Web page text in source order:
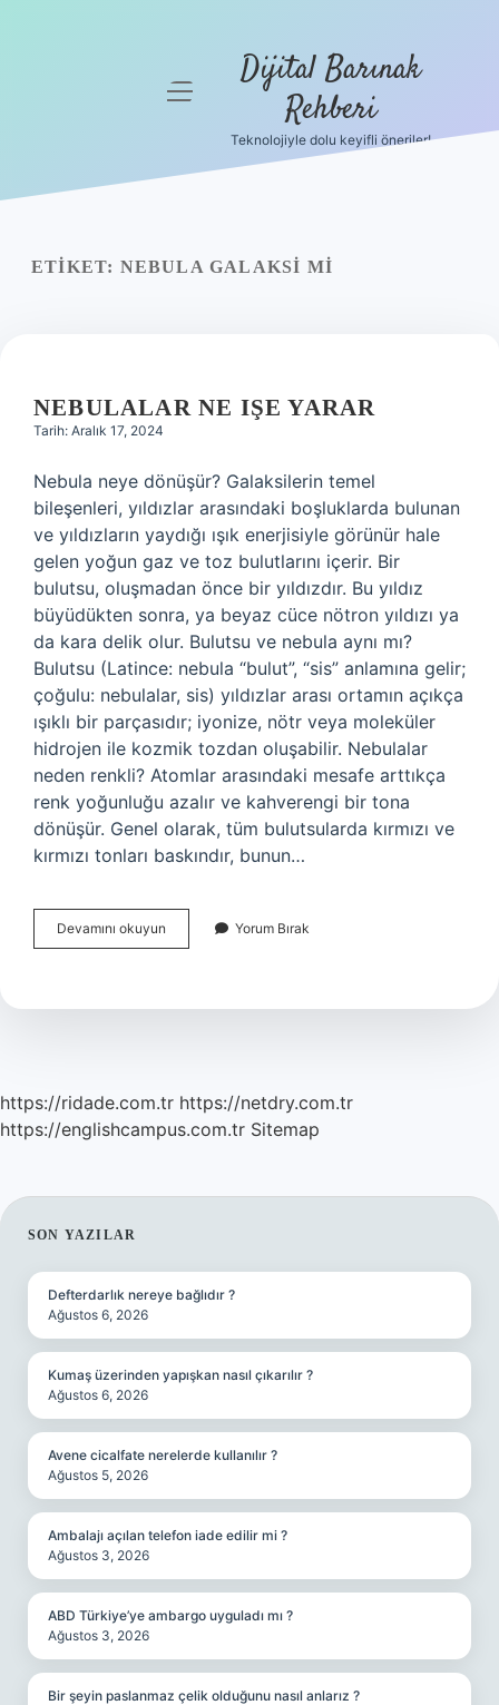
menüyü
Dijital Barınak
Rehberi
Teknolojiyle dolu keyifli öneriler!
ETIKET: NEBULA GALAKSI MI
NEBULALAR NE IŞE YARAR
Tarih: Aralık 17, 2024
Nebula neye dönüşür? Galaksilerin temel
bileşenleri, yıldızlar arasındaki boşluklarda bulunan
ve yıldızların yaydığı ışık enerjisiyle görünür hale
gelen yoğun gaz ve toz bulutlarını içerir. Bir
bulutsu, oluşmadan önce bir yıldızdır. Bu yıldız
büyüdükten sonra, ya beyaz cüce nötron yıldızı ya
da kara delik olur. Bulutsu ve nebula aynı mı?
Bulutsu (Latince: nebula “bulut”, “sis” anlamına gelir;
çoğulu: nebulalar, sis) yıldızlar arası ortamın açıkça
ışıklı bir parçasıdır; iyonize, nötr veya moleküler
hidrojen ile kozmik tozdan oluşabilir. Nebulalar
neden renkli? Atomlar arasındaki mesafe arttıkça
renk yoğunluğu azalır ve kahverengi bir tona
dönüşür. Genel olarak, tüm bulutsularda kırmızı ve
kırmızı tonları baskındır, bunun…
Devamını okuyun Nebulalar
Ne
Yorum Bırak
https://ridade.com.tr https://netdry.com.tr
https://englishcampus.com.tr Sitemap
SIDEBAR
SON YAZILAR
Defterdarlık nereye bağlıdır ?
Ağustos 6, 2026
Kumaş üzerinden yapışkan nasıl çıkarılır ?
Ağustos 6, 2026
Avene cicalfate nerelerde kullanılır ?
Ağustos 5, 2026
Ambalajı açılan telefon iade edilir mi ?
Ağustos 3, 2026
ABD Türkiye’ye ambargo uyguladı mı ?
Ağustos 3, 2026
Bir şeyin paslanmaz çelik olduğunu nasıl anlarız ?